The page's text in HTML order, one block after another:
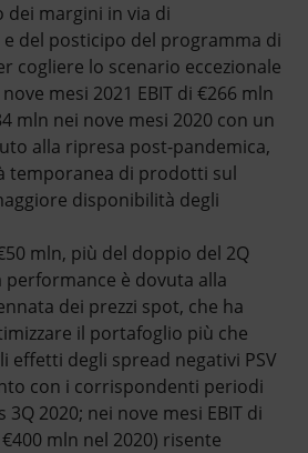
dei margini in via di
e del posticipo del programma di
cogliere lo scenario eccezionale
mesi 2021 EBIT di €266 mln
mln nei nove mesi 2020 con un
alla ripresa post-pandemica,
temporanea di prodotti sul
disponibilità degli
mln, più del doppio del 2Q
performance è dovuta alla
dei prezzi spot, che ha
il portafoglio più che
effetti degli spread negativi PSV
con i corrispondenti periodi
3Q 2020; nei nove mesi EBIT di
mln nel 2020) risente